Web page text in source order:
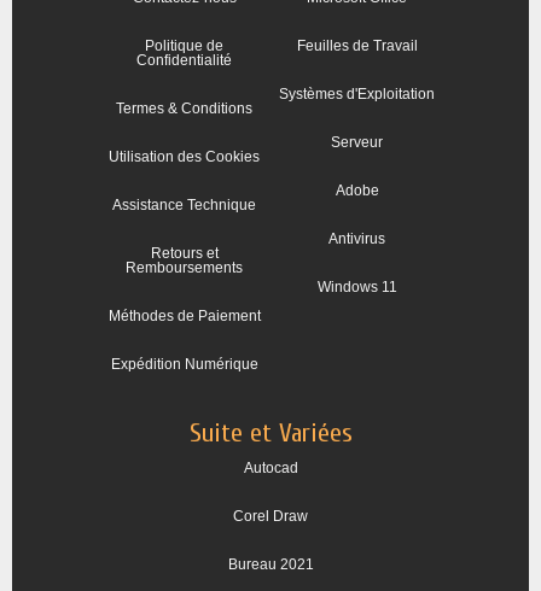
Politique de
Confidentialité
Termes & Conditions
Utilisation des Cookies
Assistance Technique
Retours et
Remboursements
Méthodes de Paiement
Expédition Numérique
Feuilles de Travail
Systèmes d'Exploitation
Serveur
Adobe
Antivirus
Windows 11
Suite et Variées
Autocad
Corel Draw
Bureau 2021